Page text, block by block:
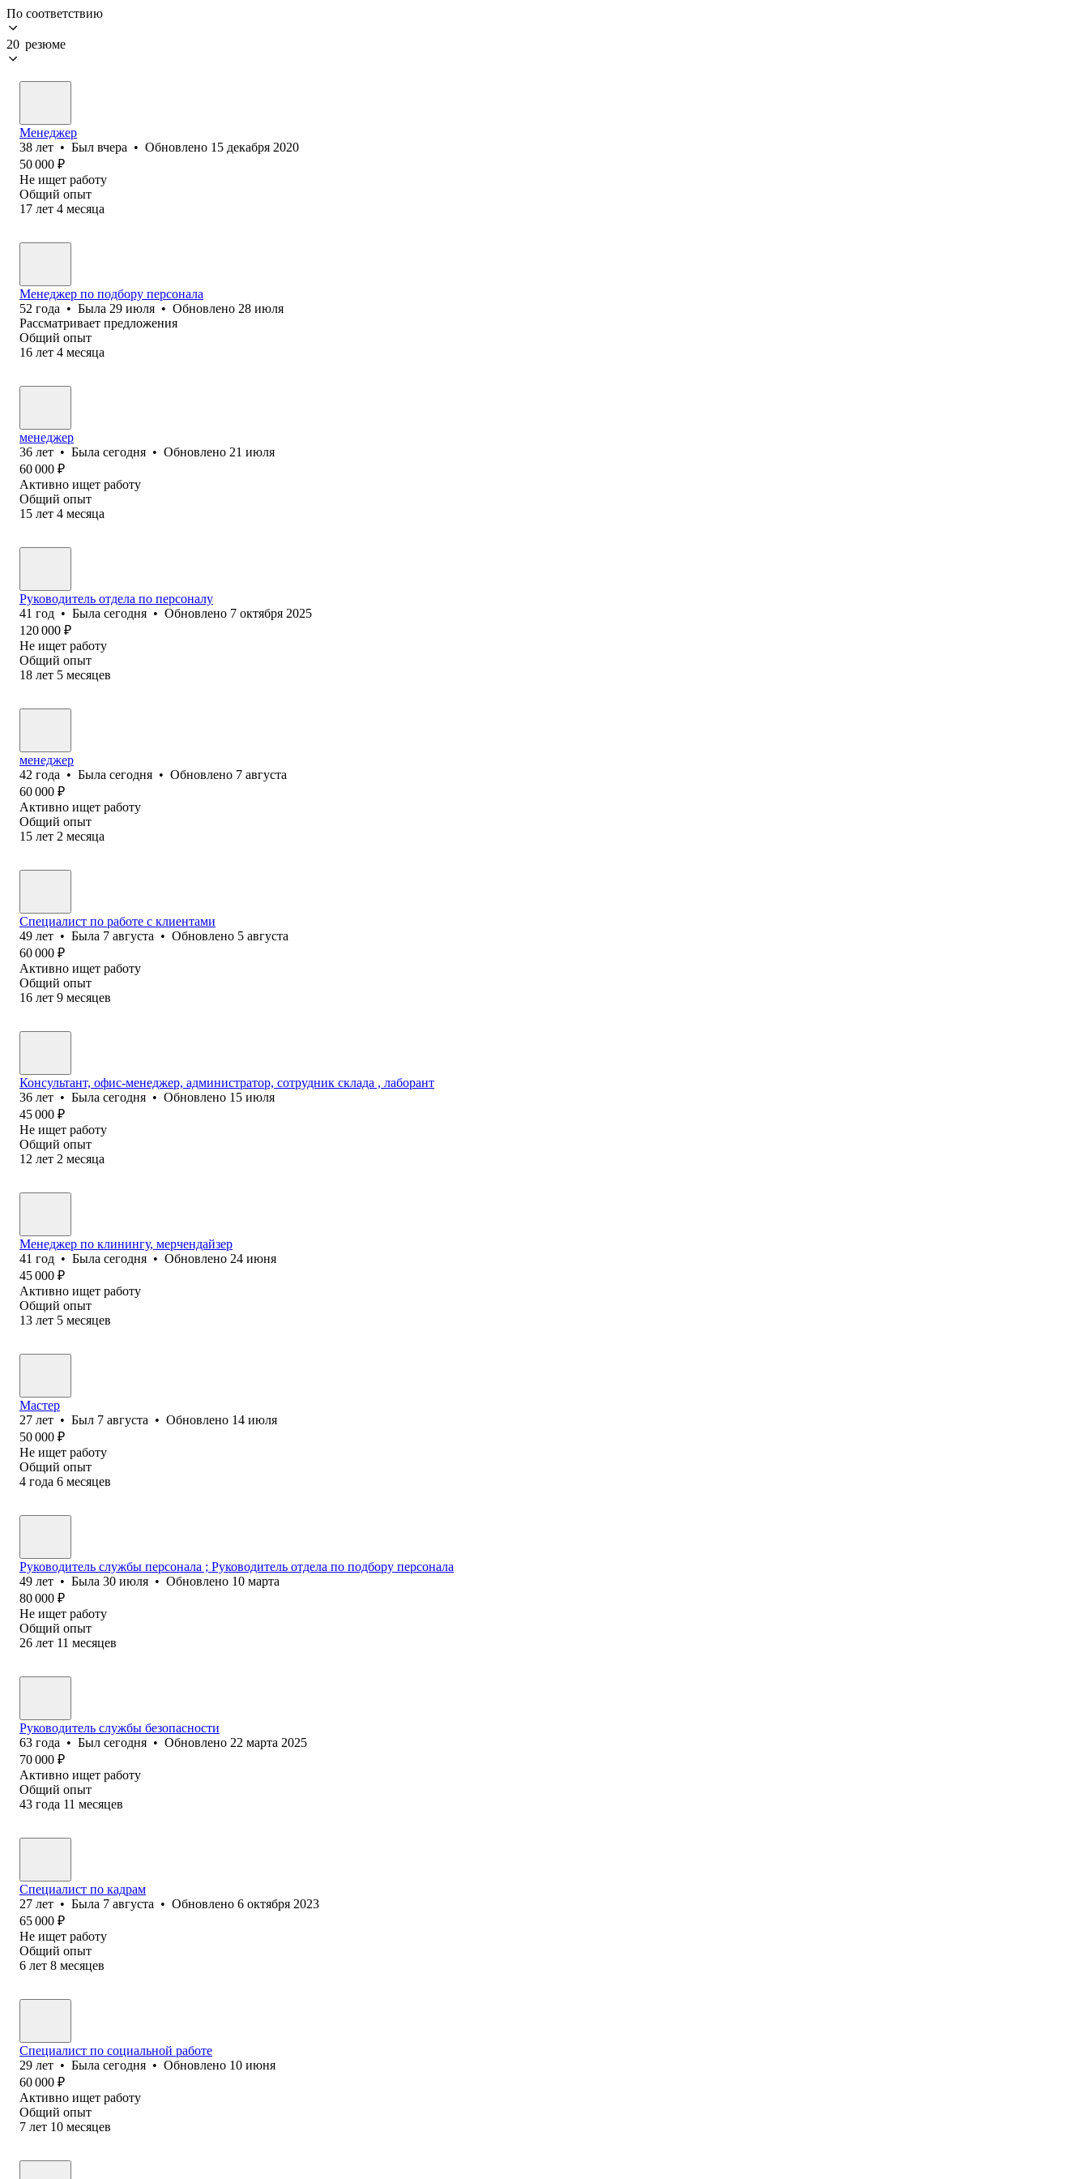
По соответствию
20 резюме
Менеджер
38 лет • Был вчера • Обновлено 15 декабря 2020
50 000 ₽
Не ищет работу
Общий опыт
17 лет 4 месяца
Менеджер по подбору персонала
52 года • Была 29 июля • Обновлено 28 июля
Рассматривает предложения
Общий опыт
16 лет 4 месяца
менеджер
36 лет • Была сегодня • Обновлено 21 июля
60 000 ₽
Активно ищет работу
Общий опыт
15 лет 4 месяца
Руководитель отдела по персоналу
41 год • Была сегодня • Обновлено 7 октября 2025
120 000 ₽
Не ищет работу
Общий опыт
18 лет 5 месяцев
менеджер
42 года • Была сегодня • Обновлено 7 августа
60 000 ₽
Активно ищет работу
Общий опыт
15 лет 2 месяца
Специалист по работе с клиентами
49 лет • Была 7 августа • Обновлено 5 августа
60 000 ₽
Активно ищет работу
Общий опыт
16 лет 9 месяцев
Консультант, офис-менеджер, администратор, сотрудник склада , лаборант
36 лет • Была сегодня • Обновлено 15 июля
45 000 ₽
Не ищет работу
Общий опыт
12 лет 2 месяца
Менеджер по клинингу, мерчендайзер
41 год • Была сегодня • Обновлено 24 июня
45 000 ₽
Активно ищет работу
Общий опыт
13 лет 5 месяцев
Мастер
27 лет • Был 7 августа • Обновлено 14 июля
50 000 ₽
Не ищет работу
Общий опыт
4 года 6 месяцев
Руководитель службы персонала ; Руководитель отдела по подбору персонала
49 лет • Была 30 июля • Обновлено 10 марта
80 000 ₽
Не ищет работу
Общий опыт
26 лет 11 месяцев
Руководитель службы безопасности
63 года • Был сегодня • Обновлено 22 марта 2025
70 000 ₽
Активно ищет работу
Общий опыт
43 года 11 месяцев
Специалист по кадрам
27 лет • Была 7 августа • Обновлено 6 октября 2023
65 000 ₽
Не ищет работу
Общий опыт
6 лет 8 месяцев
Специалист по социальной работе
29 лет • Была сегодня • Обновлено 10 июня
60 000 ₽
Активно ищет работу
Общий опыт
7 лет 10 месяцев